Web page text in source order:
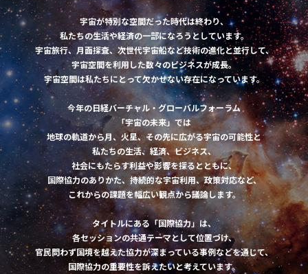
宇宙が特別な空間だった時代は終わり、
私たちの生活や経済の一部になろうとしています。
宇宙旅行、月面探査、次世代宇宙船など技術の進化と並行して、
宇宙空間を利用した数々のビジネスが成長。
宇宙空間は私たちにとって欠かせない存在になっています。
今年の日経バーチャル・グローバルフォーラム
「宇宙の未来」では
地球の軌道から月、火星、その先に広がる宇宙の可能性と
私たちの生活、経済、ビジネス、
社会にもたらす利益や影響を探るとともに、
国際協力のありかた、持続的な宇宙利用、政策対応など、
これからの課題を幅広い観点から議論します。
タイトルにある「国際協力」は、
各セッションの共通テーマとして位置づけ、
官民問わず国境を越えた協力が深まっている事例などを通じて、
国際協力の重要性を訴えたいと考えています。